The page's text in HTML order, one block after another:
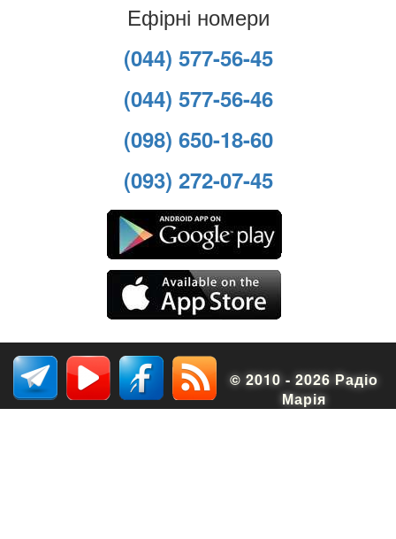
Ефірні номери
(044) 577-56-45
(044) 577-56-46
(098) 650-18-60
(093) 272-07-45
© 2010 - 2026 Радіо
Марія